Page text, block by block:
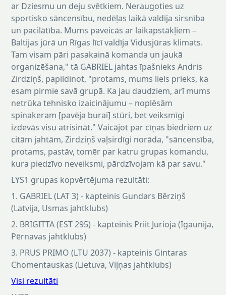
ar Dziesmu un deju svētkiem. Neraugoties uz
sportisko sāncensību, nedēļas laikā valdīja sirsnība
un pacilātība. Mums paveicās ar laikapstākļiem –
Baltijas jūrā un Rīgas līcī valdīja Vidusjūras klimats.
Tam visam pāri pasakainā komanda un jaukā
organizēšana," tā GABRIEL jahtas īpašnieks Andris
Zirdziņš, papildinot, "protams, mums liels prieks, ka
esam pirmie savā grupā. Ka jau daudziem, arī mums
netrūka tehnisko izaicinājumu – noplēsām
spinakeram [pavēja burai] stūri, bet veiksmīgi
izdevās visu atrisināt." Vaicājot par cīņas biedriem uz
citām jahtām, Zirdziņš vaļsirdīgi norāda, "sāncensība,
protams, pastāv, tomēr par katru grupas komandu,
kura piedzīvo neveiksmi, pārdzīvojam kā par savu."
LYS1 grupas kopvērtējuma rezultāti:
1. GABRIEL (LAT 3) - kapteinis Gundars Bērziņš
(Latvija, Usmas jahtklubs)
2. BRIGITTA (EST 295) - kapteinis Priit Jurioja (Igaunija,
Pērnavas jahtklubs)
3. PRUS PRIMO (LTU 2037) - kapteinis Gintaras
Chomentauskas (Lietuva, Viļņas jahtklubs)
Visi rezultāti